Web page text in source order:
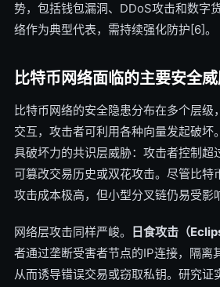
势，包括钱包漏洞、DDoS攻击和数字
络作为典型代表，需持续强化防护[6]。
比特币网络面临的主要安全
比特币网络的安全隐患分布在多个层级
交互，攻击者可利用各种向量发起破坏
具破坏力的共识层威胁：攻击者控制超
可篡改交易历史或双花攻击。尽管比特
攻击成本极高，但小型分叉链仍易受影
网络层攻击同样严峻。 日食攻击（
者通过垄断受害者节点的IP连接，隔离
从而诱导错误交易或窃取私钥。研究证